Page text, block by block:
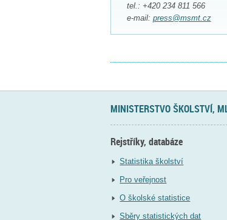
tel.: +420 234 811 566
e-mail: press@msmt.cz
MINISTERSTVO ŠKOLSTVÍ,
Rejstříky, databáze
Statistika školství
Pro veřejnost
O školské statistice
Sběry statistických dat